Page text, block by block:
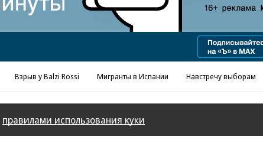
Взрыв у Balzi Rossi Мигранты в Испании Навстречу выборам
правилами использования куки